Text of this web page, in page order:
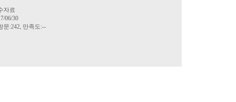
자료
06/30
문:242, 만족도:--